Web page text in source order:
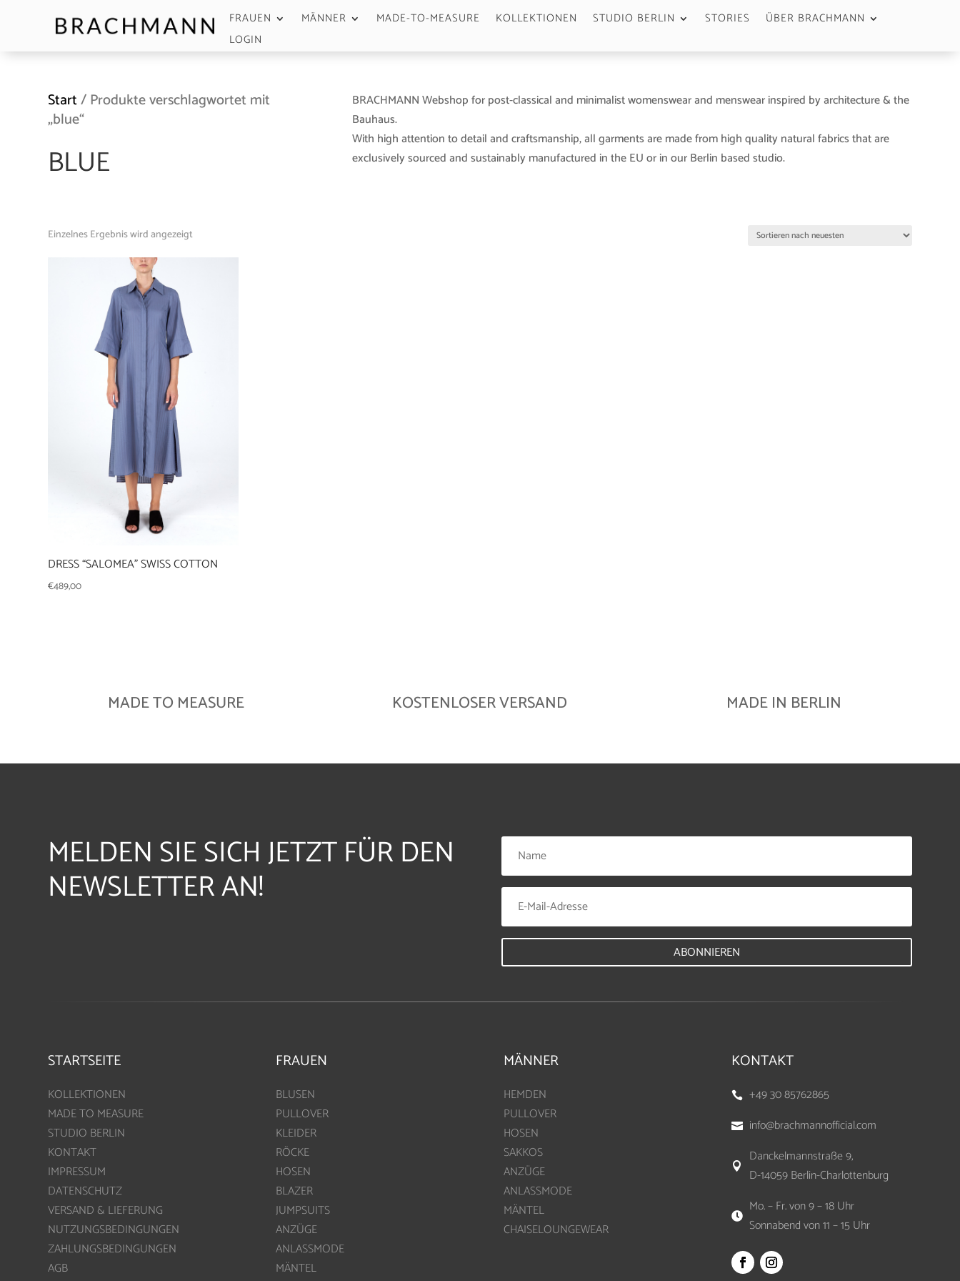
FRAUEN MÄNNER MADE-TO-MEASURE KOLLEKTIONEN STUDIO BERLIN STORIES
ÜBER BRACHMANN
LOGIN
Start/ Produkte verschlagwortet mit
„blue“
BLUE
BRACHMANN Webshop for post-classical and minimalist womenswear and menswear inspired by architecture & the
Bauhaus.
With high attention to detail and craftsmanship, all garments are made from high quality natural fabrics that are
exclusively sourced and sustainably manufactured in the EU or in our Berlin based studio.
Einzelnes Ergebnis wird angezeigt
DRESS “SALOMEA” SWISS COTTON
€489,00
MADE TO MEASURE KOSTENLOSER VERSAND MADE IN BERLIN
MELDEN SIE SICH JETZT FÜR DEN
NEWSLETTER AN!
ABONNIEREN
STARTSEITE
KOLLEKTIONEN
MADE TO MEASURE
STUDIO BERLIN
KONTAKT
IMPRESSUM
DATENSCHUTZ
VERSAND & LIEFERUNG
NUTZUNGSBEDINGUNGEN
ZAHLUNGSBEDINGUNGEN
AGB
FRAUEN
BLUSEN
PULLOVER
KLEIDER
RÖCKE
HOSEN
BLAZER
JUMPSUITS
ANZÜGE
ANLASSMODE
MÄNTEL
MÄNNER
HEMDEN
PULLOVER
HOSEN
SAKKOS
ANZÜGE
ANLASSMODE
MÄNTEL
CHAISELOUNGEWEAR
KONTAKT
 +49 30 85762865
 info@brachmannofficial.com

Danckelmannstraße 9,
D-14059 Berlin-Charlottenburg

Mo. – Fr. von 9 – 18 Uhr
Sonnabend von 11 – 15 Uhr